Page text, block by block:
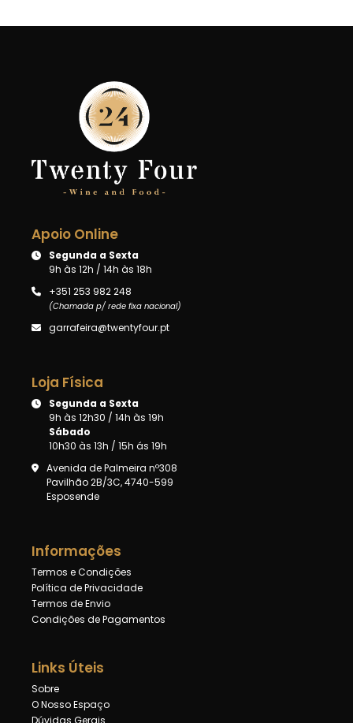
Apoio Online
Segunda a Sexta
9h às 12h / 14h às 18h
+351 253 982 248
(Chamada p/ rede fixa nacional)
garrafeira@twentyfour.pt
Loja Física
Segunda a Sexta
9h às 12h30 / 14h às 19h
Sábado
10h30 às 13h / 15h ás 19h
Avenida de Palmeira nº308
Pavilhão 2B/3C, 4740-599
Esposende
Informações
Termos e Condições
Política de Privacidade
Termos de Envio
Condições de Pagamentos
Links Úteis
Sobre
O Nosso Espaço
Dúvidas Gerais